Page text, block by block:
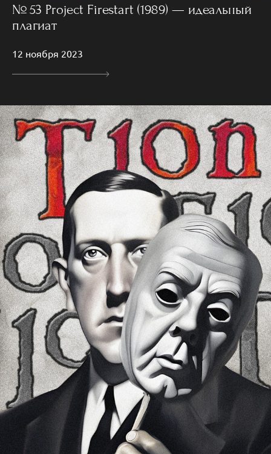
№ 53 Project Firestart (1989) — идеальный
плагиат
12 ноября 2023